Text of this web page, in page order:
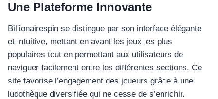
Une Plateforme Innovante
Billionairespin se distingue par son interface élégante
et intuitive, mettant en avant les jeux les plus
populaires tout en permettant aux utilisateurs de
naviguer facilement entre les différentes sections. Ce
site favorise l’engagement des joueurs grâce à une
ludothèque diversifiée qui ne cesse de s’enrichir.